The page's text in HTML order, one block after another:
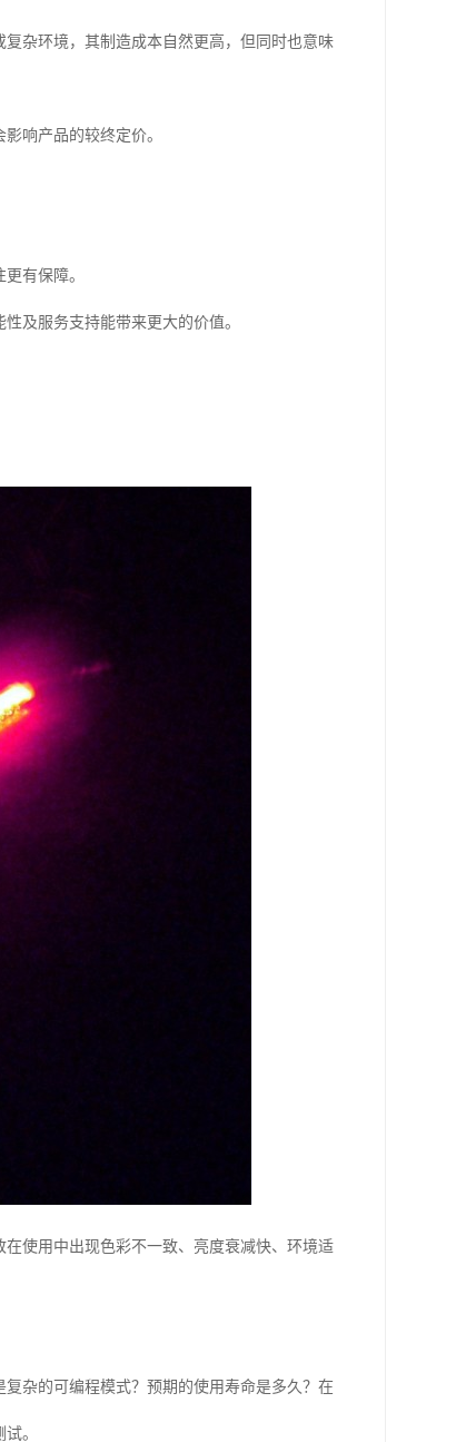
杂环境，其制造成本自然更高，但同时也意味
响产品的较终定价。
有保障。
及服务支持能带来更大的价值。
使用中出现色彩不一致、亮度衰减快、环境适
杂的可编程模式？预期的使用寿命是多久？在
。